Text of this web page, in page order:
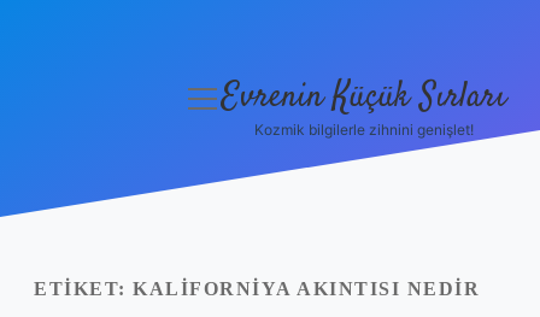
Yasal Uyarı
menüyü
Evrenin Küçük Sırları
Kozmik bilgilerle zihnini genişlet!
ETIKET: KALIFORNIYA AKINTISI NEDIR